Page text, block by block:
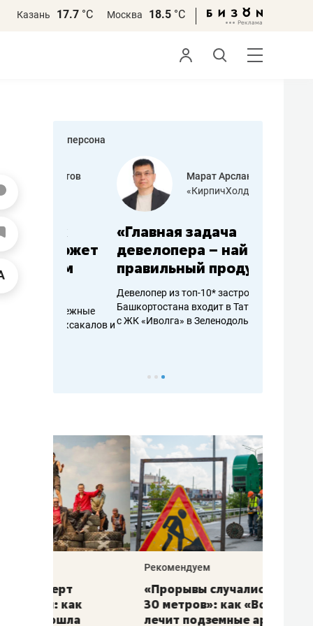
Казань 17.7 °С Москва 18.5 °С
персона
Марат Арсланов
«КирпичХолдинг»
«Главная задача
девелопера – найти
правильный продукт»
Девелопер из топ-10* застройщиков
Башкортостана входит в Татарстан
с ЖК «Иволга» в Зеленодольске
«Прорывы случались каждые
30 метров»: как «Водоканал»
лечит подземные артерии